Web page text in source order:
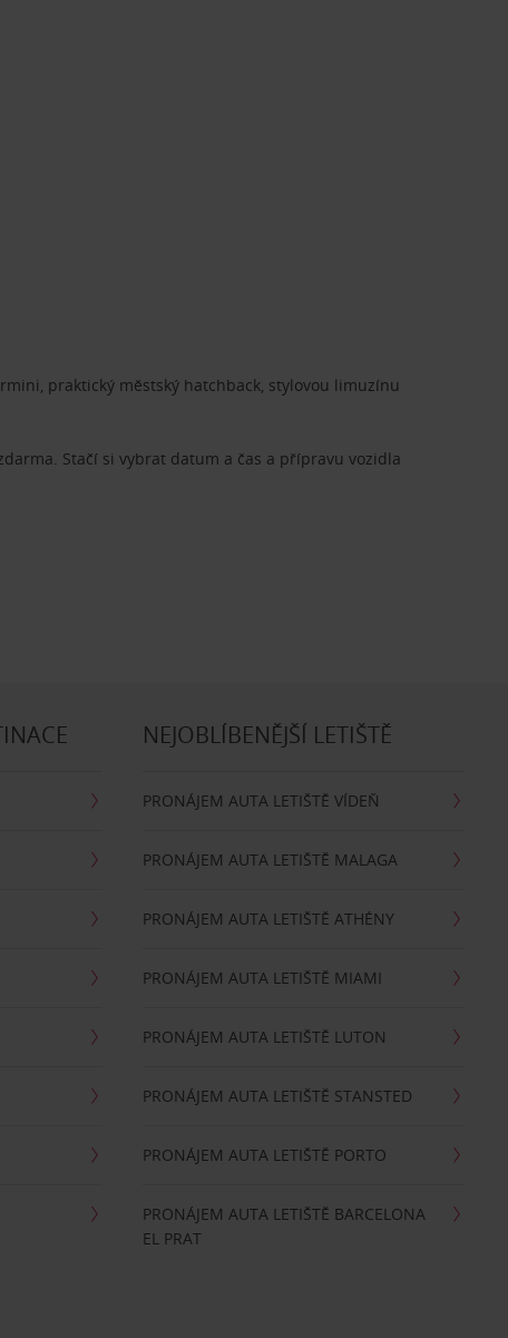
praktický městský hatchback, stylovou limuzínu
Stačí si vybrat datum a čas a přípravu vozidla
NEJOBLÍBENĚJŠÍ LETIŠTĚ
PRONÁJEM AUTA LETIŠTĚ VÍDEŇ
PRONÁJEM AUTA LETIŠTĚ MALAGA
PRONÁJEM AUTA LETIŠTĚ ATHÉNY
PRONÁJEM AUTA LETIŠTĚ MIAMI
PRONÁJEM AUTA LETIŠTĚ LUTON
PRONÁJEM AUTA LETIŠTĚ STANSTED
PRONÁJEM AUTA LETIŠTĚ PORTO
PRONÁJEM AUTA LETIŠTĚ BARCELONA
EL PRAT